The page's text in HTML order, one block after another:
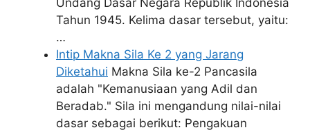
Undang Dasar Negara Republik Indonesia
Tahun 1945. Kelima dasar tersebut, yaitu:
…
Intip Makna Sila Ke 2 yang Jarang
Diketahui Makna Sila ke-2 Pancasila
adalah "Kemanusiaan yang Adil dan
Beradab." Sila ini mengandung nilai-nilai
dasar sebagai berikut: Pengakuan